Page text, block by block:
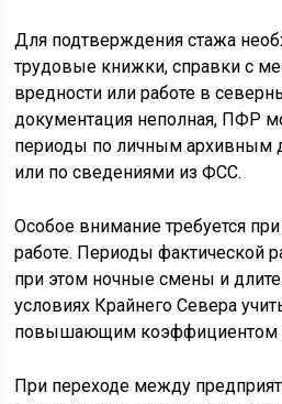
Для подтверждения стажа
трудовые книжки, справки с
вредности или работе в
документация неполная, ПФР
периоды по личным архивным
или по сведениями из ФСС.
Особое внимание требуется
работе. Периоды фактической
при этом ночные смены и
условиях Крайнего Севера
повышающим коэффициентом
При переходе между